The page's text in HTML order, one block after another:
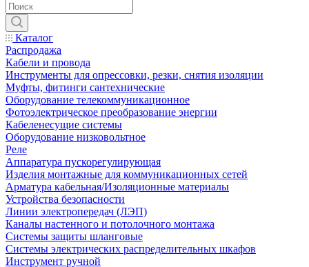
Каталог
Распродажа
Кабели и провода
Инструменты для опрессовки, резки, снятия изоляции
Муфты, фитинги сантехнические
Оборудование телекоммуникационное
Фотоэлектрическое преобразование энергии
Кабеленесущие системы
Оборудование низковольтное
Реле
Аппаратура пускорегулирующая
Изделия монтажные для коммуникационных сетей
Арматура кабельная/Изоляционные материалы
Устройства безопасности
Линии электропередач (ЛЭП)
Каналы настенного и потолочного монтажа
Системы защиты шланговые
Системы электрических распределительных шкафов
Инструмент ручной